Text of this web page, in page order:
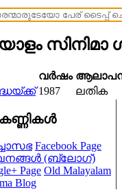
സിനിമാ
വര്‍ഷം
1987 ലതിക
കണ്ണികള്‍
Facebook Page
(ബ്ലോഗ്)
Page Old Malayalam
Blog